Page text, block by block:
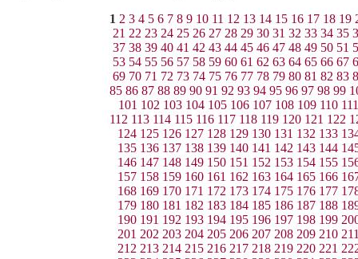
1 2 3 4 5 6 7 8 9 10 11 12 13 14 15 16 17 18 19
21 22 23 24 25 26 27 28 29 30 31 32 33 34 35
37 38 39 40 41 42 43 44 45 46 47 48 49 50 51
53 54 55 56 57 58 59 60 61 62 63 64 65 66 67
69 70 71 72 73 74 75 76 77 78 79 80 81 82 83
85 86 87 88 89 90 91 92 93 94 95 96 97 98 99
101 102 103 104 105 106 107 108 109 110 111
112 113 114 115 116 117 118 119 120 121 122
124 125 126 127 128 129 130 131 132 133
135 136 137 138 139 140 141 142 143 144
146 147 148 149 150 151 152 153 154 155
157 158 159 160 161 162 163 164 165 166
168 169 170 171 172 173 174 175 176 177
179 180 181 182 183 184 185 186 187 188
190 191 192 193 194 195 196 197 198 199
201 202 203 204 205 206 207 208 209 210
212 213 214 215 216 217 218 219 220 221